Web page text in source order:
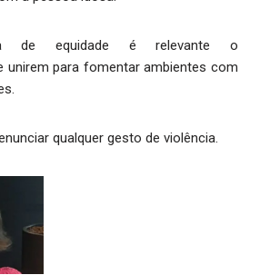
de equidade é relevante o
unirem para fomentar ambientes com
qualquer gesto de violência.